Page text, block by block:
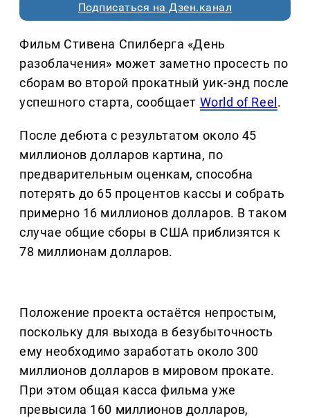
Подписаться на Дзен.канал
Фильм Стивена Спилберга «День
разоблачения» может заметно просесть по
сборам во второй прокатный уик-энд после
успешного старта, сообщает World of Reel .
После дебюта с результатом около 45
миллионов долларов картина, по
предварительным оценкам, способна
потерять до 65 процентов кассы и собрать
примерно 16 миллионов долларов. В таком
случае общие сборы в США приблизятся к
78 миллионам долларов.
Положение проекта остаётся непростым,
поскольку для выхода в безубыточность
ему необходимо заработать около 300
миллионов долларов в мировом прокате.
При этом общая касса фильма уже
превысила 160 миллионов долларов,